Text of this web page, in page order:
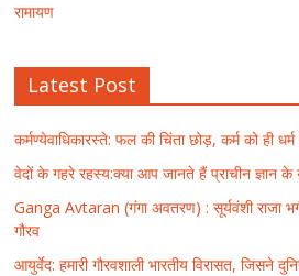
रामायण
Latest Post
कर्मण्येवाधिकारस्ते: फल की चिंता छोड़, कर्म को ही
वेदों के गहरे रहस्य:क्या आप जानते हैं प्राचीन ज्ञान
Ganga Avtaran (गंगा अवतरण) : सूर्यवंशी राजा
गौरव
आयुर्वेद: हमारी गौरवशाली भारतीय विरासत, जिसने